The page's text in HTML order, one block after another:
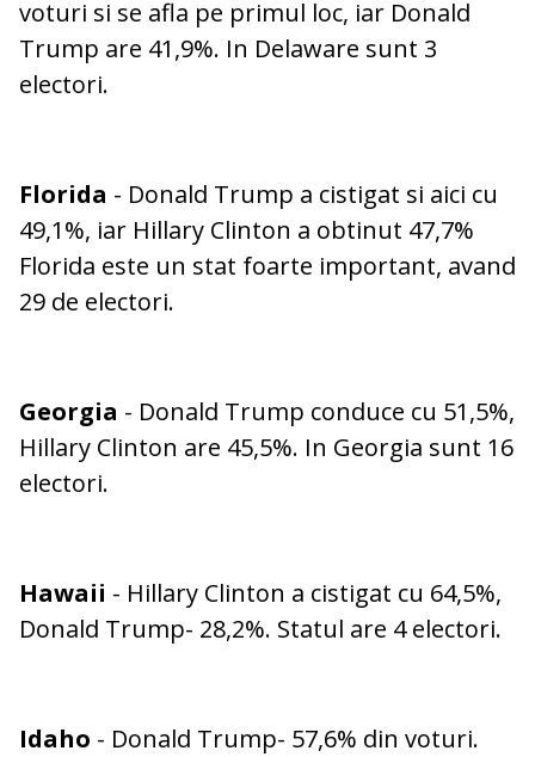
voturi si se afla pe primul loc, iar Donald
Trump are 41,9%. In Delaware sunt 3
electori.
Florida - Donald Trump a cistigat si aici cu
49,1%, iar Hillary Clinton a obtinut 47,7%
Florida este un stat foarte important, avand
29 de electori.
Georgia - Donald Trump conduce cu 51,5%,
Hillary Clinton are 45,5%. In Georgia sunt 16
electori.
Hawaii - Hillary Clinton a cistigat cu 64,5%,
Donald Trump- 28,2%. Statul are 4 electori.
Idaho - Donald Trump- 57,6% din voturi.